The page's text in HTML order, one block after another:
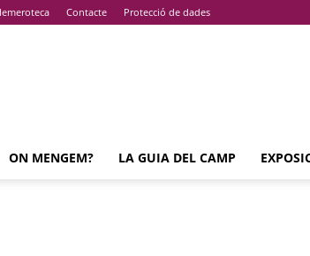
Contacte Protecció de dades
ON MENGEM? LA GUIA DEL CAMP